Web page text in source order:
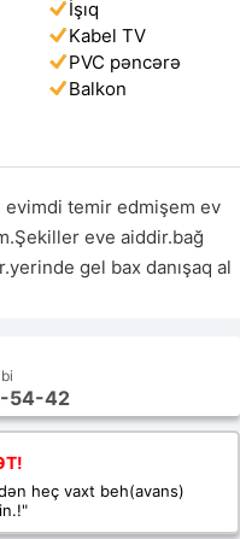
İşıq
Kabel TV
PVC pəncərə
Balkon
temir edmişem ev
eve aiddir.bağ
gel bax danışaq al
54-42
heç vaxt beh(avans)